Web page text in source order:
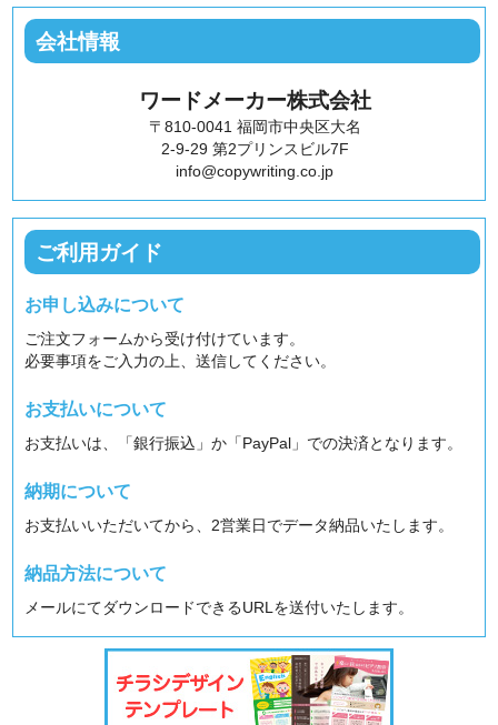
会社情報
ワードメーカー株式会社
〒810-0041 福岡市中央区大名
2-9-29 第2プリンスビル7F
info@copywriting.co.jp
ご利用ガイド
お申し込みについて
ご注文フォームから受け付けています。
必要事項をご入力の上、送信してください。
お支払いについて
お支払いは、「銀行振込」か「PayPal」での決済となります。
納期について
お支払いいただいてから、2営業日でデータ納品いたします。
納品方法について
メールにてダウンロードできるURLを送付いたします。